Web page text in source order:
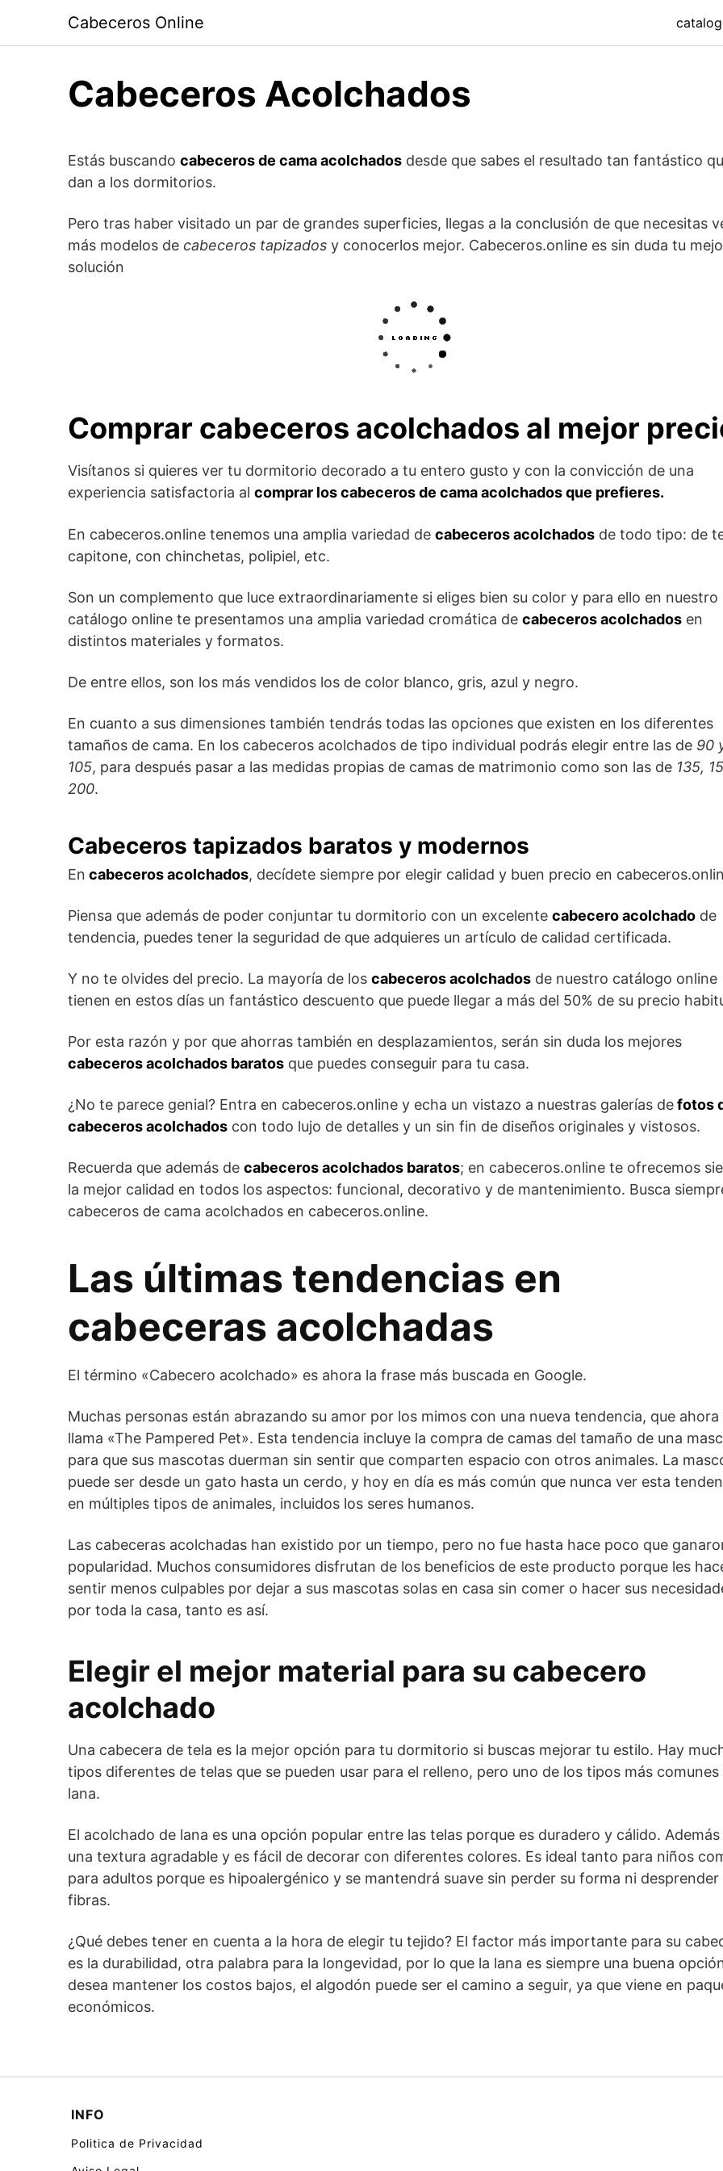
contenido
Cabeceros Online
Cabeceros Acolchados
Estás buscando cabeceros de cama acolchados desde que sabes el resultado tan fantástico
dan a los dormitorios.
Pero tras haber visitado un par de grandes superficies, llegas a la conclusión de que necesitas
más modelos de cabeceros tapizados y conocerlos mejor. Cabeceros.online es sin duda tu
solución
Comprar cabeceros acolchados al mejor
Visítanos si quieres ver tu dormitorio decorado a tu entero gusto y con la convicción de una
experiencia satisfactoria al comprar los cabeceros de cama acolchados que prefieres.
En cabeceros.online tenemos una amplia variedad de cabeceros acolchados de todo tipo: de
capitone, con chinchetas, polipiel, etc.
Son un complemento que luce extraordinariamente si eliges bien su color y para ello en nuestro
catálogo online te presentamos una amplia variedad cromática de cabeceros acolchados en
distintos materiales y formatos.
De entre ellos, son los más vendidos los de color blanco, gris, azul y negro.
En cuanto a sus dimensiones también tendrás todas las opciones que existen en los diferentes
tamaños de cama. En los cabeceros acolchados de tipo individual podrás elegir entre las de 90
105, para después pasar a las medidas propias de camas de matrimonio como son las de 135,
200.
Cabeceros tapizados baratos y modernos
En cabeceros acolchados, decídete siempre por elegir calidad y buen precio en
Piensa que además de poder conjuntar tu dormitorio con un excelente cabecero acolchado de
tendencia, puedes tener la seguridad de que adquieres un artículo de calidad certificada.
Y no te olvides del precio. La mayoría de los cabeceros acolchados de nuestro catálogo online
tienen en estos días un fantástico descuento que puede llegar a más del 50% de su precio
Por esta razón y por que ahorras también en desplazamientos, serán sin duda los mejores
cabeceros acolchados baratos que puedes conseguir para tu casa.
¿No te parece genial? Entra en cabeceros.online y echa un vistazo a nuestras galerías defotos
cabeceros acolchados con todo lujo de detalles y un sin fin de diseños originales y vistosos.
Recuerda que además de cabeceros acolchados baratos; en cabeceros.online te ofrecemos
la mejor calidad en todos los aspectos: funcional, decorativo y de mantenimiento. Busca
cabeceros de cama acolchados en cabeceros.online.
Las últimas tendencias en
cabeceras acolchadas
El término «Cabecero acolchado» es ahora la frase más buscada en Google.
Muchas personas están abrazando su amor por los mimos con una nueva tendencia, que ahora
llama «The Pampered Pet». Esta tendencia incluye la compra de camas del tamaño de una
para que sus mascotas duerman sin sentir que comparten espacio con otros animales. La
puede ser desde un gato hasta un cerdo, y hoy en día es más común que nunca ver esta
en múltiples tipos de animales, incluidos los seres humanos.
Las cabeceras acolchadas han existido por un tiempo, pero no fue hasta hace poco que
popularidad. Muchos consumidores disfrutan de los beneficios de este producto porque les
sentir menos culpables por dejar a sus mascotas solas en casa sin comer o hacer sus
por toda la casa, tanto es así.
Elegir el mejor material para su cabecero
acolchado
Una cabecera de tela es la mejor opción para tu dormitorio si buscas mejorar tu estilo. Hay
tipos diferentes de telas que se pueden usar para el relleno, pero uno de los tipos más comunes
lana.
El acolchado de lana es una opción popular entre las telas porque es duradero y cálido.
una textura agradable y es fácil de decorar con diferentes colores. Es ideal tanto para niños
para adultos porque es hipoalergénico y se mantendrá suave sin perder su forma ni desprender
fibras.
¿Qué debes tener en cuenta a la hora de elegir tu tejido? El factor más importante para su
es la durabilidad, otra palabra para la longevidad, por lo que la lana es siempre una buena
desea mantener los costos bajos, el algodón puede ser el camino a seguir, ya que viene en
económicos.
INFO
Politica de Privacidad